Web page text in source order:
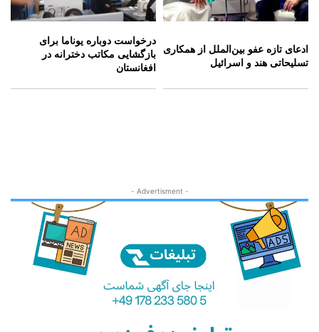
ادعای تازه عفو بین‌الملل از همکاری
تسلیحاتی هند و اسرائیل
درخواست دوباره یوناما برای
بازگشایی مکاتب دخترانه در
افغانستان
- Advertisment -